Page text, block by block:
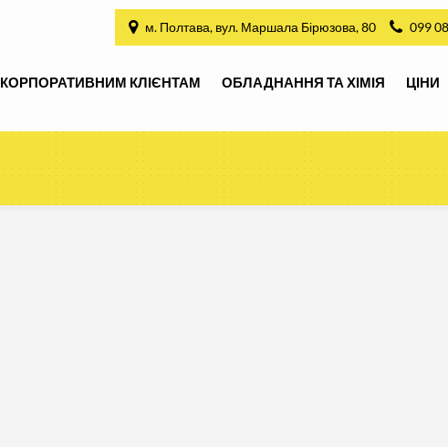
м. Полтава, вул. Маршала Бірюзова, 80 099
КОРПОРАТИВНИМ КЛІЄНТАМ ОБЛАДНАННЯ ТА ХІМІЯ ЦІНИ
КОРПОРАТИВНИМ КЛІЄНТАМ ОБЛАДНАННЯ ТА ХІМІЯ ЦІНИ